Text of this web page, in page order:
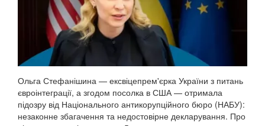
Ольга Стефанішина — ексвіцепрем'єрка України з питань
євроінтеграції, а згодом посолка в США — отримала
підозру від Національного антикорупційного бюро (НАБУ):
незаконне збагачення та недостовірне декларування. Про